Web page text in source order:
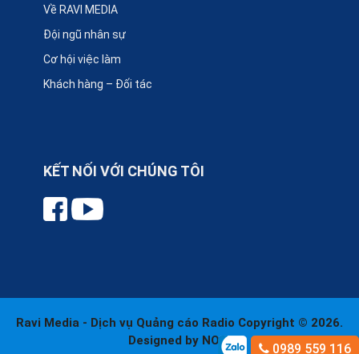
Về RAVI MEDIA
Đội ngũ nhân sự
Cơ hội việc làm
Khách hàng – Đối tác
0989 559 116
KẾT NỐI VỚI CHÚNG TÔI
Ravi Media - Dịch vụ Quảng cáo Radio Copyright © 2026.
Designed by NOS